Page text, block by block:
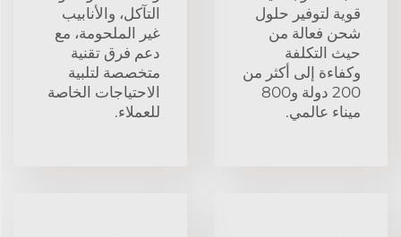
قوية لتوفير حلول
شحن فعالة من
حيث التكلفة
وكفاءة إلى أكثر من
200 دولة و800
ميناء عالمي.
التآكل، والأنابيب
غير الملحومة، مع
دعم فرق تقنية
متخصصة لتلبية
الاحتياجات الخاصة
للعملاء.